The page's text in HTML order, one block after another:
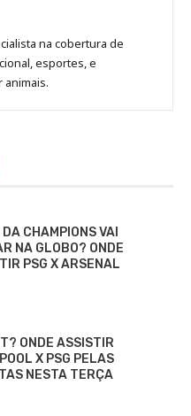
na cobertura de
esportes, e
animais.
CHAMPIONS VAI
NA GLOBO? ONDE
PSG X ARSENAL
ONDE ASSISTIR
X PSG PELAS
NESTA TERÇA